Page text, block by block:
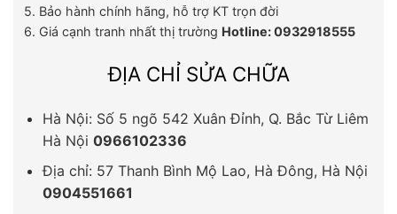
5. Bảo hành chính hãng, hỗ trợ KT trọn đời
6. Giá cạnh tranh nhất thị trường Hotline: 0932918555
ĐỊA CHỈ SỬA CHỮA
Hà Nội: Số 5 ngõ 542 Xuân Đỉnh, Q. Bắc Từ Liêm
Hà Nội 0966102336
Địa chỉ: 57 Thanh Bình Mộ Lao, Hà Đông, Hà Nội
0904551661